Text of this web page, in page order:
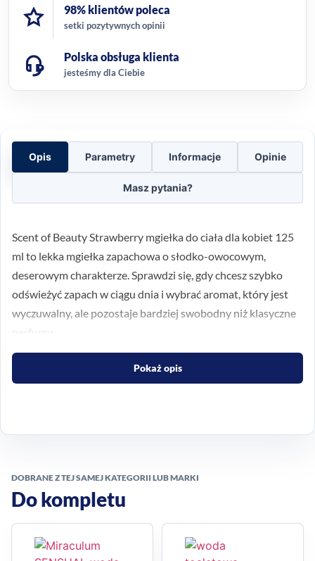
98% klientów poleca
setki pozytywnych opinii
Polska obsługa klienta
jesteśmy dla Ciebie
Opis Parametry Informacje Opinie
Masz pytania?
Scent of Beauty Strawberry mgiełka do ciała dla kobiet 125
ml to lekka mgiełka zapachowa o słodko-owocowym,
deserowym charakterze. Sprawdzi się, gdy chcesz szybko
odświeżyć zapach w ciągu dnia i wybrać aromat, który jest
wyczuwalny, ale pozostaje bardziej swobodny niż klasyczne
perfumy.
Słodko-owocowy charakter
na co dzień
inspirowane słodkimi akcentami i lekkie formuły
odpowiednie do codziennego użycia.
Praktyczna forma mgiełki
Pokaż opis
DOBRANE Z TEJ SAMEJ KATEGORII LUB MARKI
Do kompletu